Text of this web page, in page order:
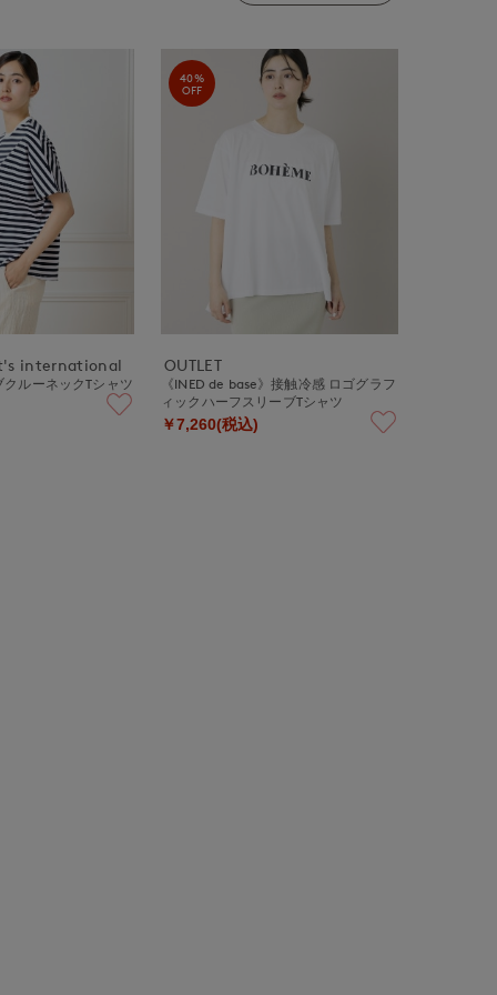
international
クルーネックTシャツ
40%
OFF
OUTLET
《INED de base》接触冷感 ロゴグラフ
ィックハーフスリーブTシャツ
￥7,260(税込)